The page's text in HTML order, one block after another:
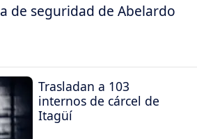
de seguridad de Abelardo
Trasladan a 103
internos de cárcel de
Itagüí